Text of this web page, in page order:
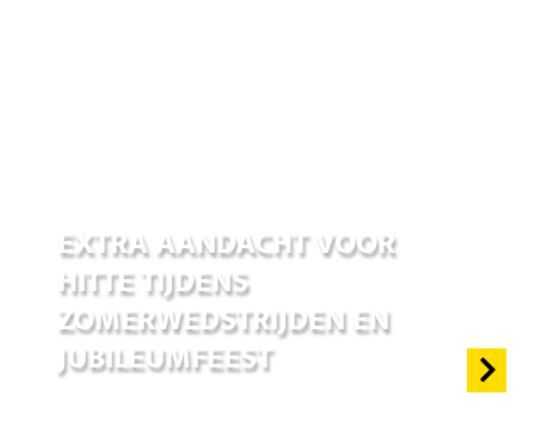
EXTRA AANDACHT VOOR
HITTE TIJDENS
ZOMERWEDSTRIJDEN EN
JUBILEUMFEEST